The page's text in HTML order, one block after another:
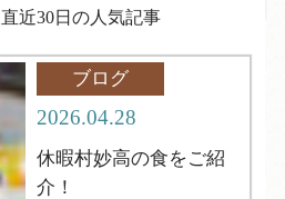
直近30日の人気記事
ブログ
2026.04.28
休暇村妙高の食をご紹
介！